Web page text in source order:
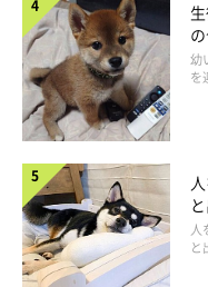
このあと、茶々丸ちゃん
幼
を
人
と